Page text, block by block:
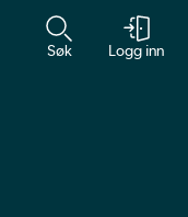
Søk Logg inn